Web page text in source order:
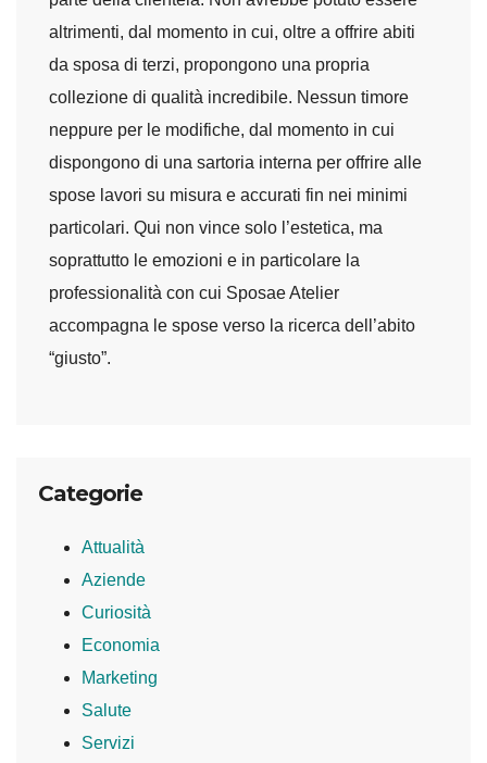
altrimenti, dal momento in cui, oltre a offrire abiti
da sposa di terzi, propongono una propria
collezione di qualità incredibile. Nessun timore
neppure per le modifiche, dal momento in cui
dispongono di una sartoria interna per offrire alle
spose lavori su misura e accurati fin nei minimi
particolari. Qui non vince solo l’estetica, ma
soprattutto le emozioni e in particolare la
professionalità con cui Sposae Atelier
accompagna le spose verso la ricerca dell’abito
“giusto”.
Categorie
Attualità
Aziende
Curiosità
Economia
Marketing
Salute
Servizi